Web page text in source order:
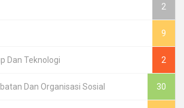
2
9
Dan Teknologi 2
Dan Organisasi Sosial 30